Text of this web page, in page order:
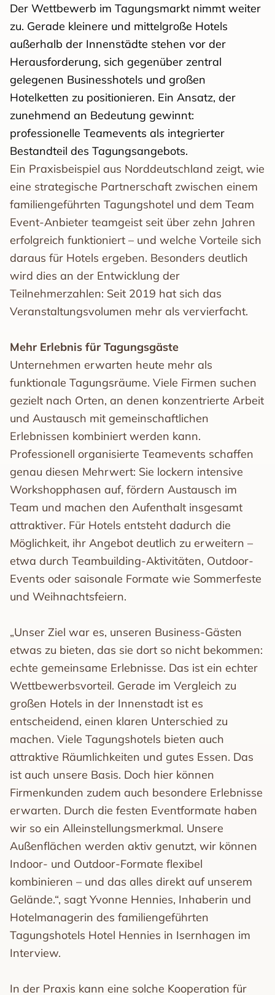
Der Wettbewerb im Tagungsmarkt nimmt weiter
zu. Gerade kleinere und mittelgroße Hotels
außerhalb der Innenstädte stehen vor der
Herausforderung, sich gegenüber zentral
gelegenen Businesshotels und großen
Hotelketten zu positionieren. Ein Ansatz, der
zunehmend an Bedeutung gewinnt:
professionelle Teamevents als integrierter
Bestandteil des Tagungsangebots.
Ein Praxisbeispiel aus Norddeutschland zeigt, wie
eine strategische Partnerschaft zwischen einem
familiengeführten Tagungshotel und dem Team
Event-Anbieter teamgeist seit über zehn Jahren
erfolgreich funktioniert – und welche Vorteile sich
daraus für Hotels ergeben. Besonders deutlich
wird dies an der Entwicklung der
Teilnehmerzahlen: Seit 2019 hat sich das
Veranstaltungsvolumen mehr als vervierfacht.
Mehr Erlebnis für Tagungsgäste
Unternehmen erwarten heute mehr als
funktionale Tagungsräume. Viele Firmen suchen
gezielt nach Orten, an denen konzentrierte Arbeit
und Austausch mit gemeinschaftlichen
Erlebnissen kombiniert werden kann.
Professionell organisierte Teamevents schaffen
genau diesen Mehrwert: Sie lockern intensive
Workshopphasen auf, fördern Austausch im
Team und machen den Aufenthalt insgesamt
attraktiver. Für Hotels entsteht dadurch die
Möglichkeit, ihr Angebot deutlich zu erweitern –
etwa durch Teambuilding-Aktivitäten, Outdoor-
Events oder saisonale Formate wie Sommerfeste
und Weihnachtsfeiern.
„Unser Ziel war es, unseren Business-Gästen
etwas zu bieten, das sie dort so nicht bekommen:
echte gemeinsame Erlebnisse. Das ist ein echter
Wettbewerbsvorteil. Gerade im Vergleich zu
großen Hotels in der Innenstadt ist es
entscheidend, einen klaren Unterschied zu
machen. Viele Tagungshotels bieten auch
attraktive Räumlichkeiten und gutes Essen. Das
ist auch unsere Basis. Doch hier können
Firmenkunden zudem auch besondere Erlebnisse
erwarten. Durch die festen Eventformate haben
wir so ein Alleinstellungsmerkmal. Unsere
Außenflächen werden aktiv genutzt, wir können
Indoor- und Outdoor-Formate flexibel
kombinieren – und das alles direkt auf unserem
Gelände.“, sagt Yvonne Hennies, Inhaberin und
Hotelmanagerin des familiengeführten
Tagungshotels Hotel Hennies in Isernhagen im
Interview.
In der Praxis kann eine solche Kooperation für